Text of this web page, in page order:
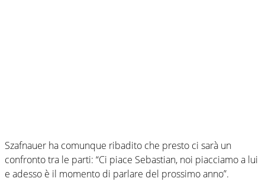
Szafnauer ha comunque ribadito che presto ci sarà un
confronto tra le parti: “Ci piace Sebastian, noi piacciamo a lui
e adesso è il momento di parlare del prossimo anno”.